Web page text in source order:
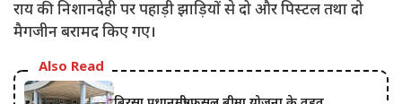
राय की निशानदेही पर पहाड़ी झाड़ियों से दो और पिस्टल तथा दो
मैगजीन बरामद किए गए।
Also Read